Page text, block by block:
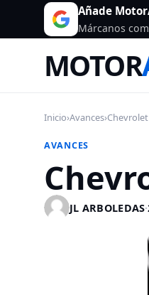
Añade
Márcanos
MOTOR
Inicio›Avances›
AVANCES
JL ARBOLEDAS·